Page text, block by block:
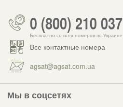
0 (800) 210 037
Бесплатно со всех номеров по Украине
Все контактные номера
agsat@agsat.com.ua
Мы в соцсетях